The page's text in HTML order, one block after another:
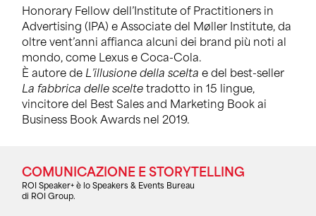
Honorary Fellow dell’Institute of Practitioners in
Advertising (IPA) e Associate del Møller Institute, da
oltre vent’anni affianca alcuni dei brand più noti al
mondo, come Lexus e Coca-Cola.
È autore de L’illusione della scelta e del best-seller
La fabbrica delle sceltetradotto in 15 lingue,
vincitore del Best Sales and Marketing Book ai
Business Book Awards nel 2019.
COMUNICAZIONE E STORYTELLING
ROI Speaker+ è lo Speakers & Events Bureau
di ROI Group.